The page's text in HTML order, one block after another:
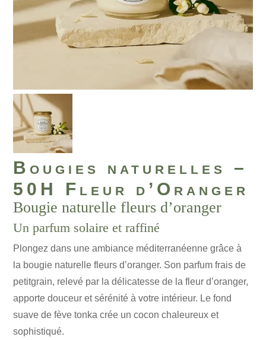
Bougies naturelles –
50H Fleur d’Oranger
Bougie naturelle fleurs d’oranger
Un parfum solaire et raffiné
Plongez dans une ambiance méditerranéenne grâce à
la bougie naturelle fleurs d’oranger. Son parfum frais de
petitgrain, relevé par la délicatesse de la fleur d’oranger,
apporte douceur et sérénité à votre intérieur. Le fond
suave de fève tonka crée un cocon chaleureux et
sophistiqué.